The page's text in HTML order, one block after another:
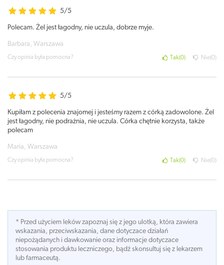
5/5
Polecam. Żel jest łagodny, nie uczula, dobrze myje.
Barbara, Warszawa
Czy opinia była pomocna? Tak 0 Nie 0
5/5
Kupiłam z polecenia znajomej i jesteśmy razem z córką zadowolone. Żel
jest łagodny, nie podrażnia, nie uczula. Córka chętnie korzysta, także
polecam
Maria, Warszawa
Czy opinia była pomocna? Tak 0 Nie 0
* Przed użyciem leków zapoznaj się z jego ulotką, która zawiera
wskazania, przeciwskazania, dane dotyczace działań
niepożądanych i dawkowanie oraz informacje dotyczace
stosowania produktu leczniczego, bądź skonsultuj się z lekarzem
lub farmaceutą.